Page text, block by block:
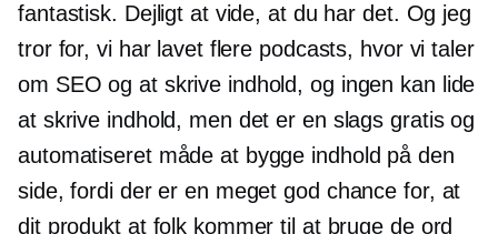
fantastisk. Dejligt at vide, at du har det. Og jeg
tror for, vi har lavet flere podcasts, hvor vi taler
om SEO og at skrive indhold, og ingen kan lide
at skrive indhold, men det er en slags gratis og
automatiseret måde at bygge indhold på den
side, fordi der er en meget god chance for, at
dit produkt at folk kommer til at bruge de ord